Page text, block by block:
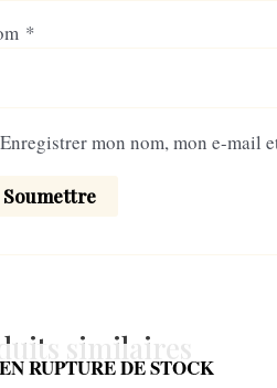
*
Enregistrer mon nom, mon e-mail
similaires
EN RUPTURE DE STOCK